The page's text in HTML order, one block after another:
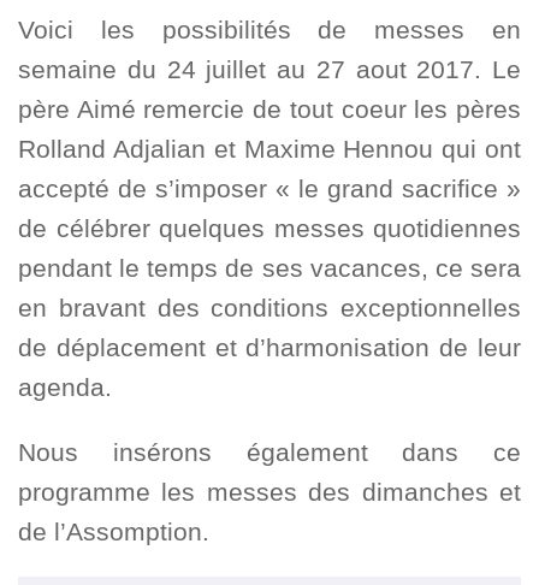
Voici les possibilités de messes en
semaine du 24 juillet au 27 aout 2017. Le
père Aimé remercie de tout coeur les pères
Rolland Adjalian et Maxime Hennou qui ont
accepté de s’imposer « le grand sacrifice »
de célébrer quelques messes quotidiennes
pendant le temps de ses vacances, ce sera
en bravant des conditions exceptionnelles
de déplacement et d’harmonisation de leur
agenda.
Nous insérons également dans ce
programme les messes des dimanches et
de l’Assomption.